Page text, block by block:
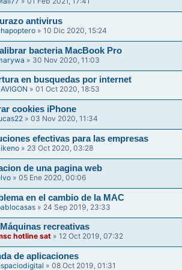
antivirus
» 10 Dic 2020, 15:24
bacteria MacBook Pro
» 30 Nov 2020, 11:03
en busquedas por internet
» 01 Oct 2020, 18:53
cookies iPhone
» 03 Nov 2020, 11:34
efectivas para las empresas
» 23 Oct 2020, 03:28
de una pagina web
» 05 Ene 2020, 00:06
en el cambio de la MAC
» 24 Sep 2019, 23:33
Máquinas recreativas
hotline sat » 12 Oct 2019, 07:32
de aplicaciones
» 08 Oct 2019, 01:31